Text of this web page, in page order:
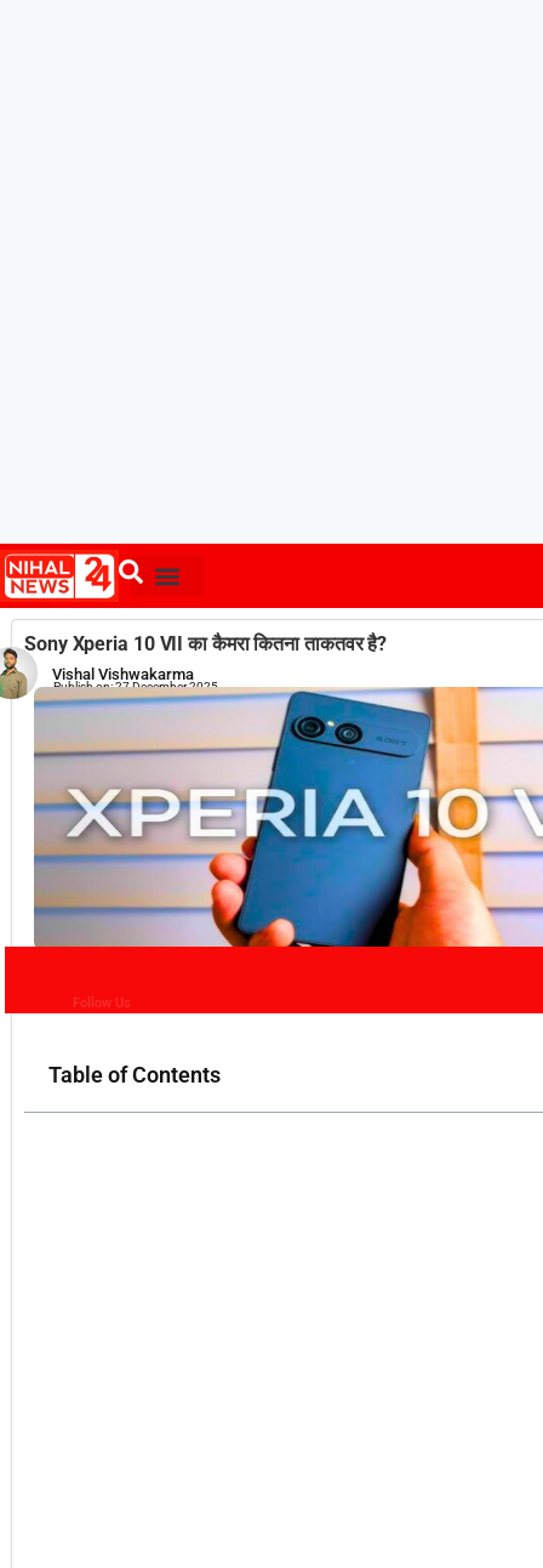
Sony Xperia 10 VII का कैमरा कितना ताकतवर है?
Vishal Vishwakarma
Publish on:27 December 2025
Follow Us
Table of Contents